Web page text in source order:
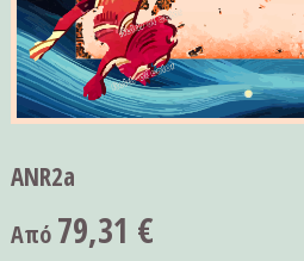
ANR2a
Από 79,31 €